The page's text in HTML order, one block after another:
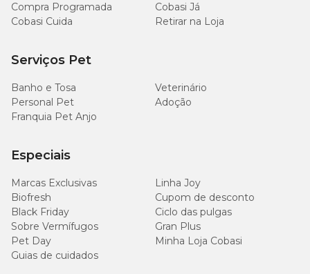
4.200
mg/kg
mg/kg
Magnésio (mín.)
600
mg/kg
Compra Programada
Cobasi Já
Cobasi Cuida
Retirar na Loja
Serviços Pet
Banho e Tosa
Veterinário
Personal Pet
Adoção
Franquia Pet Anjo
Especiais
Marcas Exclusivas
Linha Joy
Biofresh
Cupom de desconto
Black Friday
Ciclo das pulgas
Sobre Vermífugos
Gran Plus
Pet Day
Minha Loja Cobasi
Guias de cuidados